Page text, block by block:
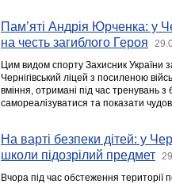
Пам’яті Андрія Юрченка: у
на честь загиблого Героя
Цим видом спорту Захисник України
Чернігівський ліцей з посиленою
вміння, отримані під час тренувань
самореалізуватися та показати
На варті безпеки дітей: у
школи підозрілий предмет
Вчора під час обстеження території